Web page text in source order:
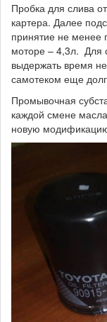
Пробка для слива
картера. Далее
принятие не менее
моторе – 4,3л. Для
выдержать время
самотеком еще
Промывочная
каждой смене
новую